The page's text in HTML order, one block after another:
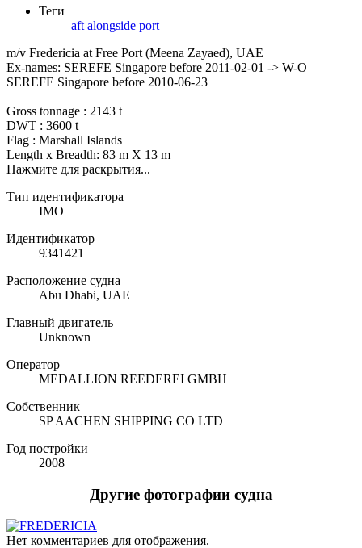
Теги
aft alongside port
m/v Fredericia at Free Port (Meena Zayaed), UAE
Ex-names: SEREFE Singapore before 2011-02-01 -> W-O
SEREFE Singapore before 2010-06-23
Gross tonnage : 2143 t
DWT : 3600 t
Flag : Marshall Islands
Length x Breadth: 83 m X 13 m
Нажмите для раскрытия...
Тип идентификатора
IMO
Идентификатор
9341421
Расположение судна
Abu Dhabi, UAE
Главный двигатель
Unknown
Оператор
MEDALLION REEDEREI GMBH
Собственник
SP AACHEN SHIPPING CO LTD
Год постройки
2008
Другие фотографии судна
Нет комментариев для отображения.